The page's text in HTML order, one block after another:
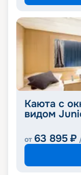
Каюта с
видом
от 63 895 ₽